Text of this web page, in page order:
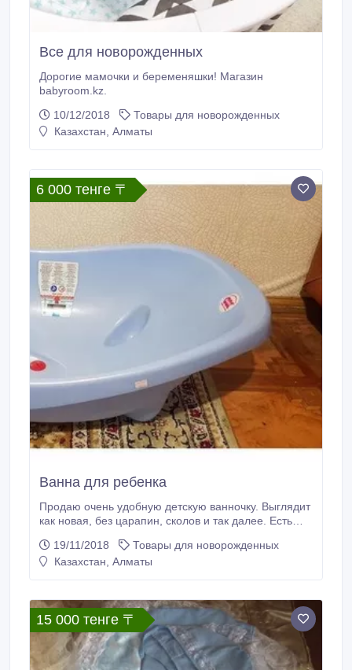
Все для новорожденных
Дорогие мамочки и беременяшки! Магазин
babyroom.kz.
10/12/2018
Товары для новорожденных
Казахстан, Алматы
6 000 тенге 〒
Ванна для ребенка
Продаю очень удобную детскую ванночку. Выглядит
как новая, без царапин, сколов и так далее. Есть
термометр, который не позволит ребенку обжечься.
19/11/2018
Товары для новорожденных
Казахстан, Алматы
15 000 тенге 〒